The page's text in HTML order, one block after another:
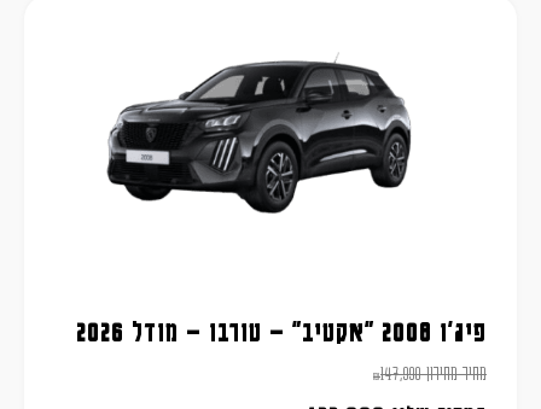
פיג'ו 2008 "אקטיב" – טורבו – מודל 2026
מחיר מחירון ₪147,990